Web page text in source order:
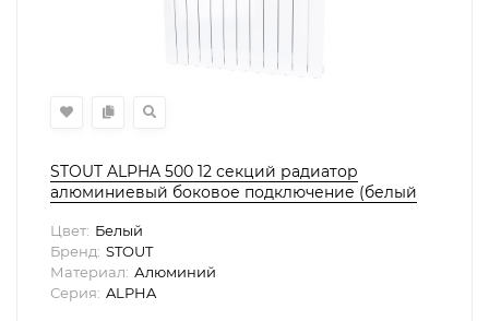
STOUT ALPHA 500 12 секций радиатор
алюминиевый боковое подключение (белый
Цвет: Белый
Бренд: STOUT
Материал: Алюминий
Серия: ALPHA